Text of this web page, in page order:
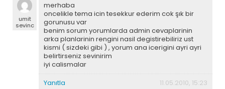
umit
sevinc
merhaba
oncelikle tema icin tesekkur ederim cok şık bir
gorunusu var
benim sorum yorumlarda admin cevaplarinin
arka planlarinin rengini nasil degistirebiliriz ust
kismi ( sizdeki gibi ) , yorum ana icerigini ayri ayri
belirtirseniz sevinirim
iyi calismalar
Yanıtla
11.05.2010, 15:23